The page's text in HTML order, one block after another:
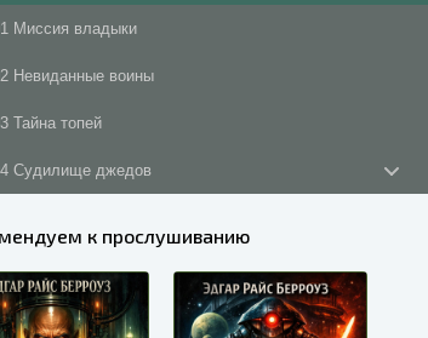
Миссия владыки
Невиданные воины
Тайна топей
Судилище джедов
Красный убийца
к прослушиванию